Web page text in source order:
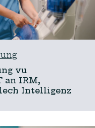
vu
an IRM,
Intelligenz